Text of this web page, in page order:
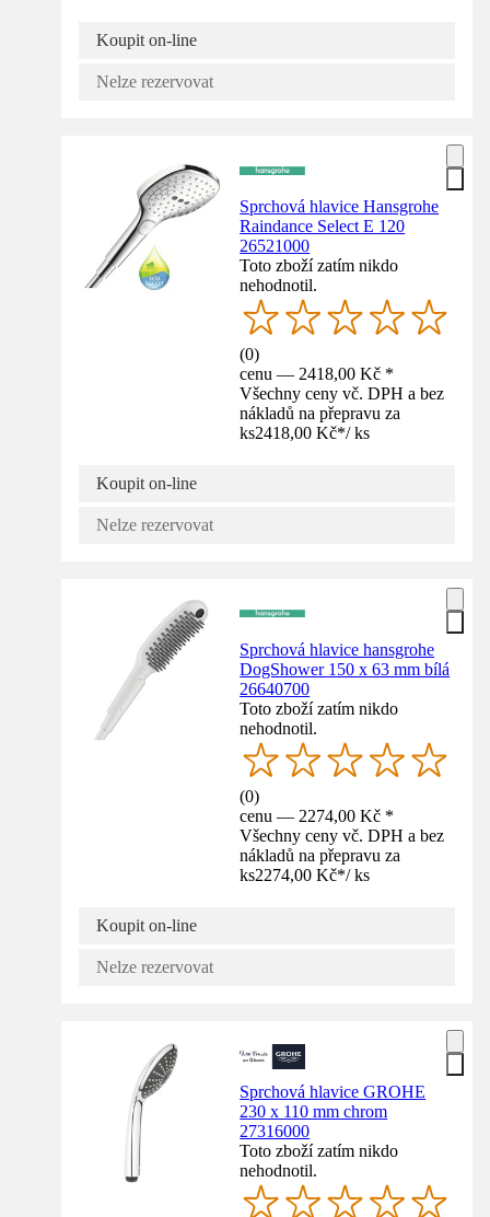
Koupit on-line
Nelze rezervovat
Sprchová hlavice Hansgrohe
Raindance Select E 120
26521000
Toto zboží zatím nikdo
nehodnotil.
(0)
cenu — 2418,00 Kč *
Všechny ceny vč. DPH a bez
nákladů na přepravu za
ks2418,00 Kč*/ ks
Koupit on-line
Nelze rezervovat
Sprchová hlavice hansgrohe
DogShower 150 x 63 mm bílá
26640700
Toto zboží zatím nikdo
nehodnotil.
(0)
cenu — 2274,00 Kč *
Všechny ceny vč. DPH a bez
nákladů na přepravu za
ks2274,00 Kč*/ ks
Koupit on-line
Nelze rezervovat
Sprchová hlavice GROHE
230 x 110 mm chrom
27316000
Toto zboží zatím nikdo
nehodnotil.